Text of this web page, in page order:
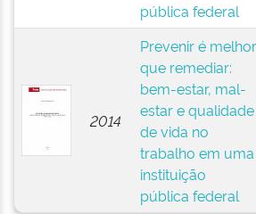
pública federal
2014
Prevenir é melhor
que remediar:
bem-estar, mal-
estar e qualidade
de vida no
trabalho em uma
instituição
pública federal